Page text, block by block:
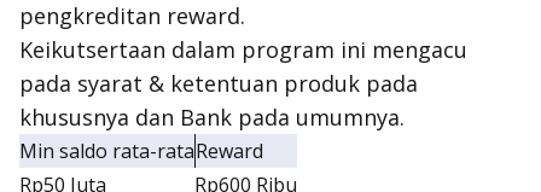
pengkreditan reward.
Keikutsertaan dalam program ini mengacu
pada syarat & ketentuan produk pada
khususnya dan Bank pada umumnya.
Min saldo rata-rataReward
Rp50 Juta
Rp600 Ribu